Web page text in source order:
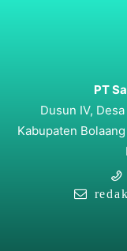
PT
Dusun IV,
Kabupaten